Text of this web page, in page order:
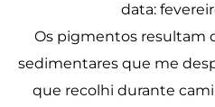
data:
Os pigmentos resultam
sedimentares que me
que recolhi durante